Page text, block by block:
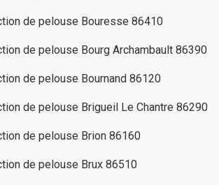
de pelouse Bouresse 86410
de pelouse Bourg Archambault 86390
de pelouse Bournand 86120
de pelouse Brigueil Le Chantre 86290
de pelouse Brion 86160
de pelouse Brux 86510